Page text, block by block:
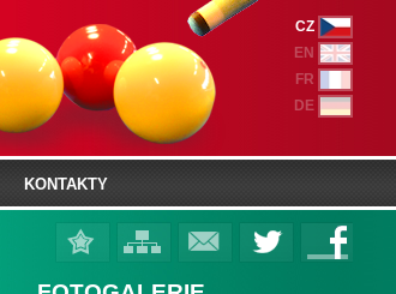
CZ
EN
FR
DE
KONTAKTY